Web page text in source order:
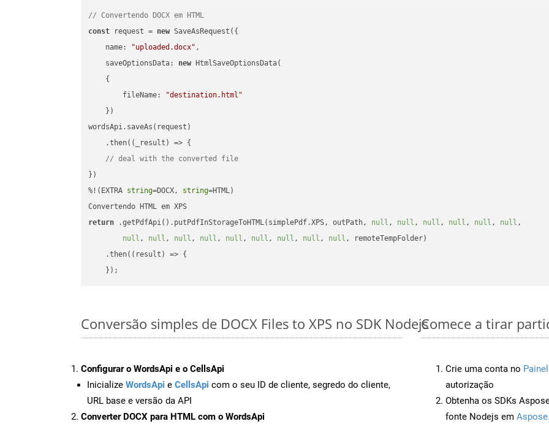
// Convertendo DOCX em HTML
const request = new SaveAsRequest({
name: "uploaded.docx" ,
saveOptionsData: new HtmlSaveOptionsData(
    {
fileName:
"destination.html"
    })
wordsApi.saveAs(request)
    .then(
( _result ) => {
// deal with the converted file
})
%!(EXTRA string=DOCX, string=HTML)
return .getPdfApi().putPdfInStorageToHTML(simplePdf.XPS, outPath, null , null , null , null , null , null ,
null , null , null , null , null , null , null , null , null , remoteTempFolder)
    .then(
( result ) => {
Conversão simples de DOCX Files to XPS no SDK Nodejs
Configurar o WordsApi e o CellsApi
Inicialize WordsApi e CellsApi com o seu ID de cliente, segredo do cliente,
URL base e versão da API
Converter DOCX para HTML com o WordsApi
Comece a tirar
Crie uma conta no Painel
autorização
Obtenha os SDKs
fonte Nodejs em